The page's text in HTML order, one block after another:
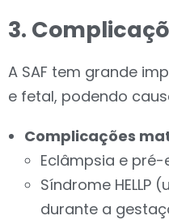
3.
A SAF tem grande
e fetal, podendo
Complicações
Eclâmpsia e
Síndrome HELLP
durante a